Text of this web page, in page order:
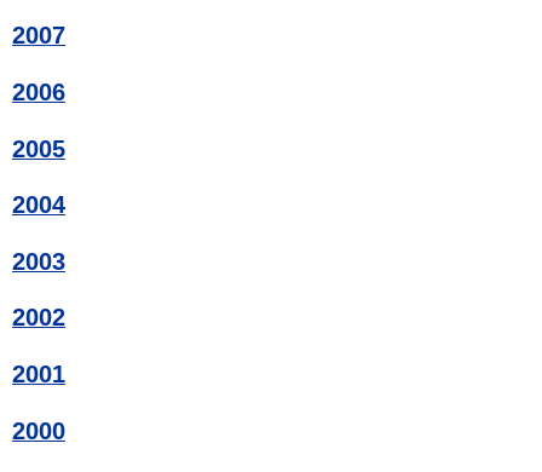
2007
2006
2005
2004
2003
2002
2001
2000